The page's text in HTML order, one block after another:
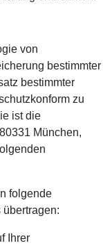
von
bestimmter
bestimmter
zu
ist die
München,
folgende
Ihrer